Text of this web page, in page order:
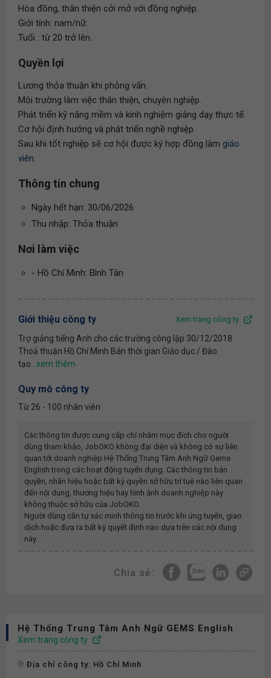
Hòa đồng, thân thiện cởi mở với đồng nghiệp.
Giới tính: nam/nữ.
Tuổi : từ 20 trở lên.
Quyền lợi
Lương thỏa thuận khi phỏng vấn.
Môi trường làm việc thân thiện, chuyên nghiệp.
Phát triển kỹ năng mềm và kinh nghiệm giảng dạy thực tế.
Cơ hội định hướng và phát triển nghề nghiệp.
Sau khi tốt nghiệp sẽ cơ hội được ký hợp đồng làm giáo
viên.
Thông tin chung
Ngày hết hạn: 30/06/2026
Thu nhập: Thỏa thuận
Nơi làm việc
- Hồ Chí Minh: Bình Tân
Giới thiệu công ty Xem trang công ty
Trợ giảng tiếng Anh cho các trường công lập 30/12/2018
Thoả thuận Hồ Chí Minh Bán thời gian Giáo dục / Đào
tạo
Quy mô công ty
Từ 26 - 100 nhân viên
Các thông tin được cung cấp chỉ nhằm mục đích cho người
dùng tham khảo, JobOKO không đại diện và không có sự liên
quan tới doanh nghiệp Hệ Thống Trung Tâm Anh Ngữ Gems
English trong các hoạt động tuyển dụng. Các thông tin bản
quyền, nhãn hiệu hoặc bất kỳ quyền sở hữu trí tuệ nào liên quan
đến nội dung, thương hiệu hay hình ảnh doanh nghiệp này
không thuộc sở hữu của JobOKO.
Người dùng cần tự xác minh thông tin trước khi ứng tuyển, giao
dịch hoặc đưa ra bất kỳ quyết định nào dựa trên các nội dung
này.
Chia sẻ:
Hệ Thống Trung Tâm Anh Ngữ GEMS English
Xem trang công ty
Địa chỉ công ty: Hồ Chí Minh